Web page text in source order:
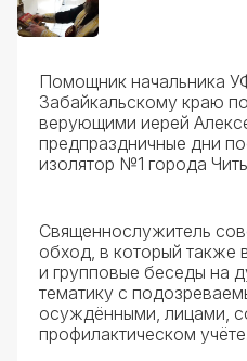
Помощник начальника
Забайкальскому краю
верующими иерей
предпраздничные дни
изолятор №1 города
Священнослужитель
обход, в который также
и групповые беседы на
тематику с
осуждёнными, лицами,
профилактическом учёте.